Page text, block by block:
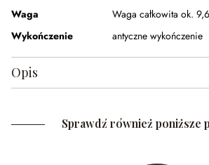
Waga
Waga całkowita ok.
Wykończenie
antyczne wykończenie
Opis
Sprawdź również poniższe